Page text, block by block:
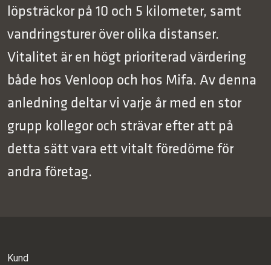
löpsträckor på 10 och 5 kilometer, samt
vandringsturer över olika distanser.
Vitalitet är en högt prioriterad värdering
både hos Venloop och hos Mifa. Av denna
anledning deltar vi varje år med en stor
grupp kollegor och strävar efter att på
detta sätt vara ett vitalt föredöme för
andra företag.
Kund